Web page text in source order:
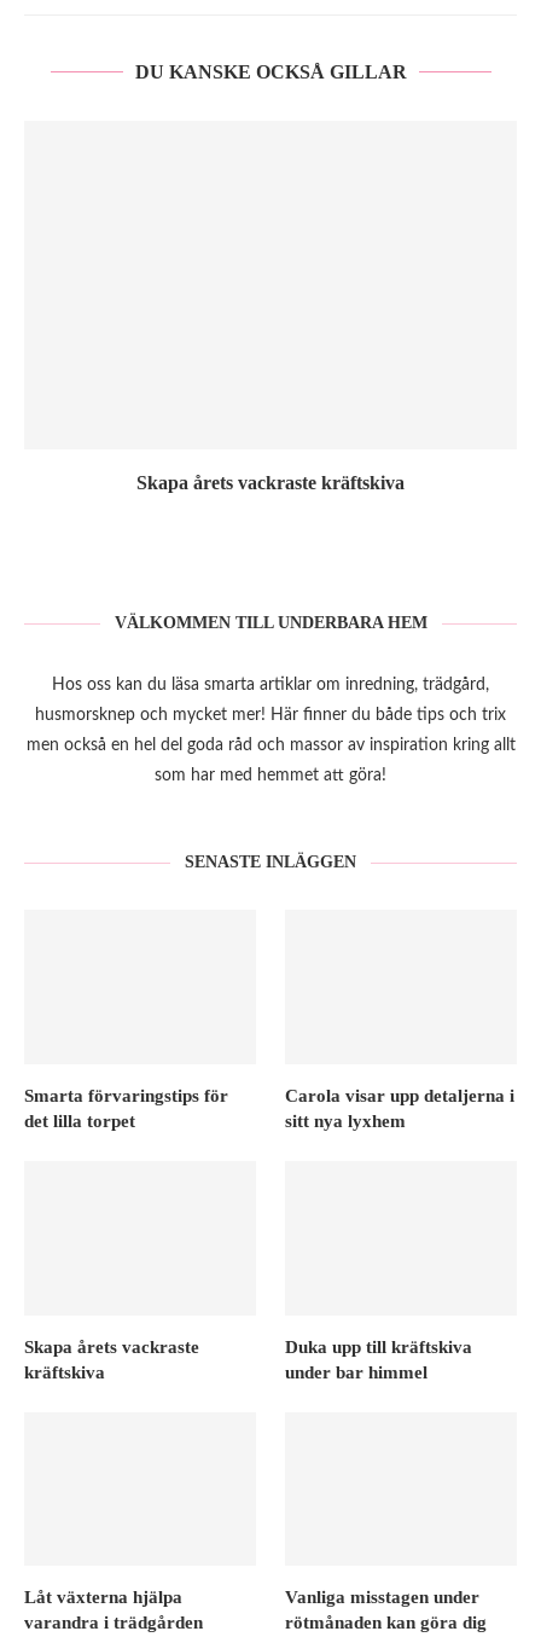
DU KANSKE OCKSÅ GILLAR
Skapa årets vackraste kräftskiva
VÄLKOMMEN TILL UNDERBARA HEM
Hos oss kan du läsa smarta artiklar om inredning, trädgård,
husmorsknep och mycket mer! Här finner du både tips och trix
men också en hel del goda råd och massor av inspiration kring allt
som har med hemmet att göra!
SENASTE INLÄGGEN
Smarta förvaringstips för
det lilla torpet
Carola visar upp detaljerna i
sitt nya lyxhem
Skapa årets vackraste
kräftskiva
Duka upp till kräftskiva
under bar himmel
Låt växterna hjälpa
varandra i trädgården
Vanliga misstagen under
rötmånaden kan göra dig